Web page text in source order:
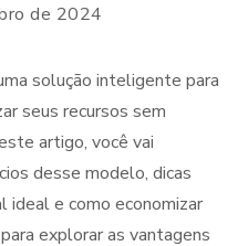
de 2024
solução inteligente para
seus recursos sem
artigo, você vai
desse modelo, dicas
ideal e como economizar
explorar as vantagens